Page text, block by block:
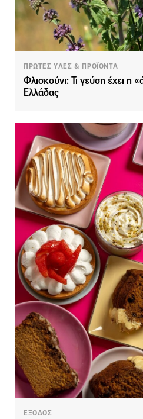
ΠΡΩΤΕΣ ΥΛΕΣ & ΠΡΟΪΟΝΤΑ
Φλισκούνι: Τι γεύση έχει η
Ελλάδας
ΕΞΟΔΟΣ